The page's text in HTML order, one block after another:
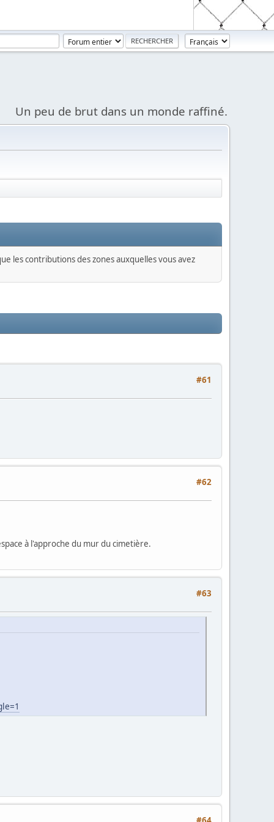
Un peu de brut dans un monde raffiné.
les contributions des zones auxquelles vous avez
#61
#62
à l'approche du mur du cimetière.
#63